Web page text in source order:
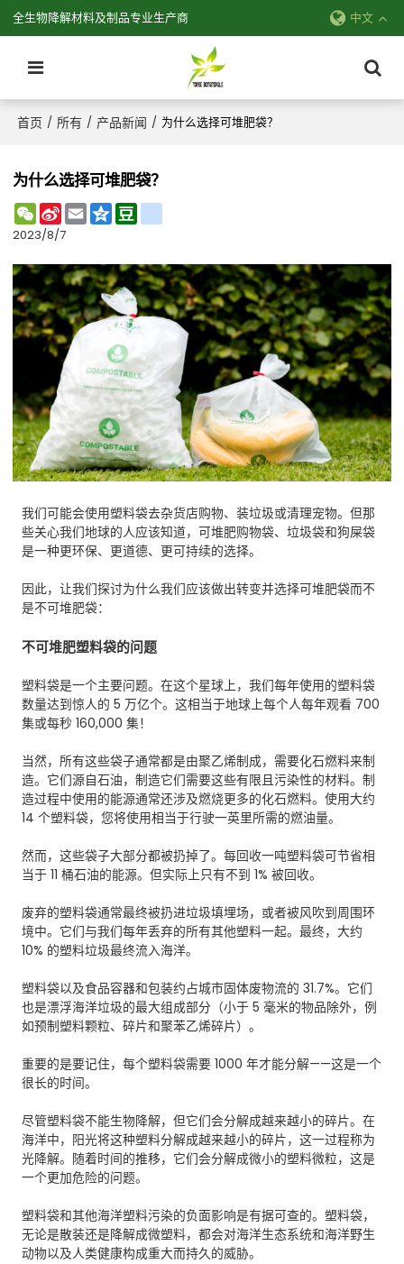
全生物降解材料及制品专业生产商 中文
首页 / 所有 / 产品新闻 / 为什么选择可堆肥袋？
为什么选择可堆肥袋？
WeChat
Sina
Weibo
EmailQzone
2023/8/7
我们可能会使用塑料袋去杂货店购物、装垃圾或清理宠物。但那
些关心我们地球的人应该知道，可堆肥购物袋、垃圾袋和狗屎袋
是一种更环保、更道德、更可持续的选择。
因此，让我们探讨为什么我们应该做出转变并选择可堆肥袋而不
是不可堆肥袋：
不可堆肥塑料袋的问题
塑料袋是一个主要问题。在这个星球上，我们每年使用的塑料袋
数量达到惊人的 5 万亿个。这相当于地球上每个人每年观看 700
集或每秒 160,000 集！
当然，所有这些袋子通常都是由聚乙烯制成，需要化石燃料来制
造。它们源自石油，制造它们需要这些有限且污染性的材料。制
造过程中使用的能源通常还涉及燃烧更多的化石燃料。使用大约
14 个塑料袋，您将使用相当于行驶一英里所需的燃油量。
然而，这些袋子大部分都被扔掉了。每回收一吨塑料袋可节省相
当于 11 桶石油的能源。但实际上只有不到 1% 被回收。
废弃的塑料袋通常最终被扔进垃圾填埋场，或者被风吹到周围环
境中。它们与我们每年丢弃的所有其他塑料一起。最终，大约
10% 的塑料垃圾最终流入海洋。
塑料袋以及食品容器和包装约占城市固体废物流的 31.7%。它们
也是漂浮海洋垃圾的最大组成部分（小于 5 毫米的物品除外，例
如预制塑料颗粒、碎片和聚苯乙烯碎片）。
重要的是要记住，每个塑料袋需要 1000 年才能分解——这是一个
很长的时间。
尽管塑料袋不能生物降解，但它们会分解成越来越小的碎片。在
海洋中，阳光将这种塑料分解成越来越小的碎片，这一过程称为
光降解。随着时间的推移，它们会分解成微小的塑料微粒，这是
一个更加危险的问题。
塑料袋和其他海洋塑料污染的负面影响是有据可查的。塑料袋，
无论是散装还是降解成微塑料，都会对海洋生态系统和海洋野生
动物以及人类健康构成重大而持久的威胁。